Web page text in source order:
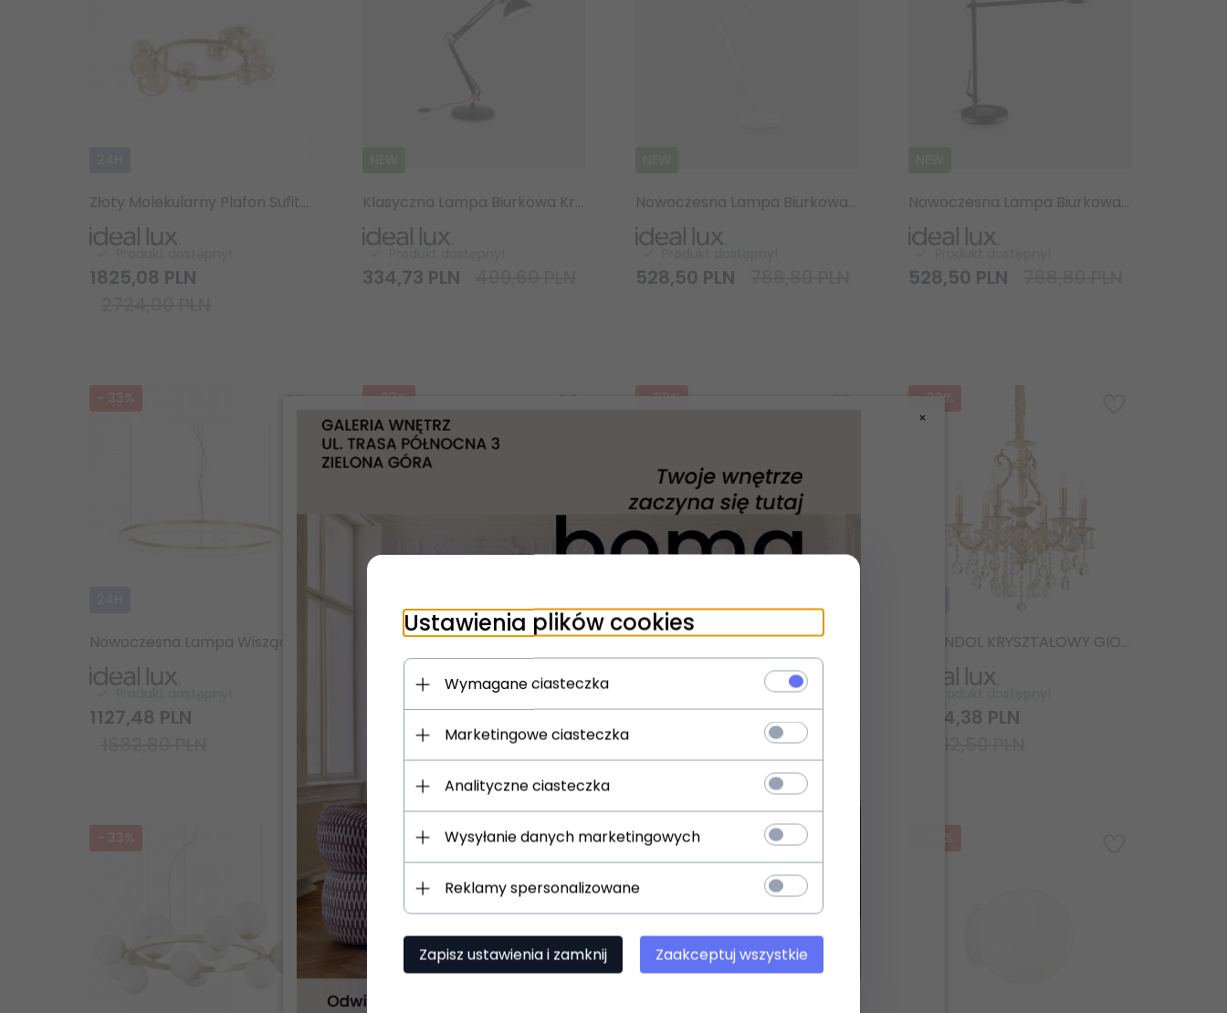
Złoty Molekularny Plafon Sufitowy Szklane Kule Bursztynowe PERLAGE PL10 327808 IDEAL LUX
1825,08 PLN
Klasyczna Lampa Biurkowa Kreślarska Ideal Lux Wally TL1 Nero Rame 061191 Czarno-Miedziana E27
334,73 PLN
Nowoczesna Lampa Biurkowa LED Ideal Lux Futura TL Bianco 272078 Biała Dimmable
528,50 PLN
Nowoczesna Lampa Biurkowa LED Ideal Lux Futura TL Nero 204888 Czarna
528,50 PLN
- 33 %
1127,48 PLN
-33%
Złoty Molekularny Plafon Sufitowy Szklane Kule Białe PERLAGE PL10 327815 IDEAL LUX
Produkt dostępny!
1825,08PLN
2724,00 PLN
-33%
Produkt dostępny!
2701,51PLN 4032,10 PLN
-33%
ŻYRANDOL KRYSZTAŁOWY GIOCONDA SP6 IDEAL LUX
2554,38 PLN
- 33 % -33%
Ustawienia plików cookies
Wymagane ciasteczka
Marketingowe ciasteczka
Analityczne ciasteczka
Wysyłanie danych marketingowych
Reklamy spersonalizowane
Zapisz ustawienia i zamknij Zaakceptuj wszystkie
×